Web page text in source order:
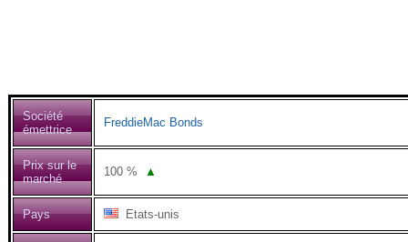
Société
émettrice
FreddieMac Bonds
Prix sur le
marché
100 % ▲
Pays Etats-unis